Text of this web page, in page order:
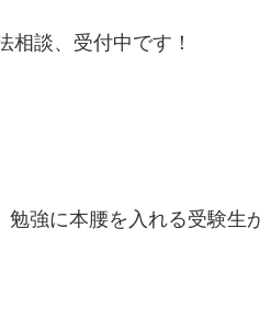
相談、受付中です！
強に本腰を入れる受験生